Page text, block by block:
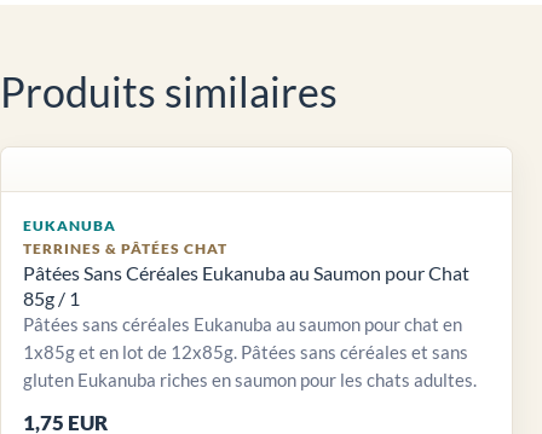
Produits similaires
EUKANUBA
TERRINES & PÂTÉES CHAT
Pâtées Sans Céréales Eukanuba au Saumon pour Chat
85g / 1
Pâtées sans céréales Eukanuba au saumon pour chat en
1x85g et en lot de 12x85g. Pâtées sans céréales et sans
gluten Eukanuba riches en saumon pour les chats adultes.
1,75 EUR